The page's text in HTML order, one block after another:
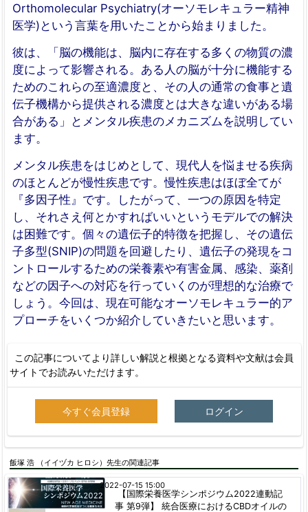
Orthomolecular Psychiatry(オーソモレキュラー精神
医学)という言葉を用いたことから始まりました。
彼は、「脳の機能は、脳内に存在する多くの物質の濃
度によって影響される。ある人の脳が十分に機能する
ためのこれらの至適濃度と、その人の通常の食事と遺
伝子機構から提供される濃度とは大きな違いがある場
合がある」とメンタル疾患のメカニズムを説明してい
ます。
メンタル疾患をはじめとして、現代人を悩ませる疾病
のほとんどが慢性疾患です。慢性疾患はほぼ全てが
『多因子性』です。したがって、一つの原因を特定
し、それさえ何とかすればいいというモデルでの解決
は困難です。個々の遺伝子的特徴を把握し、その遺伝
子多型(SNIP)の問題を回避したり、遺伝子の発現をコ
ントロールするための栄養素や有害金属、感染、薬剤
などの因子への対応を行っていくのが理想的な治療で
しょう。今回は、現在可能なオーソモレキュラー的ア
プローチをいくつか紹介していきたいと思います。
この記事についてより詳しい解説と根拠となる資料や文献は会員
サイトでお読みいただけます。
今すぐ会員登録 ログイン
飯塚 浩 （イイヅカ ヒロシ）先生の関連記事
【国際栄養医学シンポジウム2022連動記
事 第9弾】 統合医療におけるCBDオイルの
2022-07-15 15:00